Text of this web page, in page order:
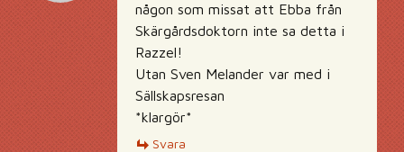
någon som missat att Ebba från
Skärgårdsdoktorn inte sa detta i
Razzel!
Utan Sven Melander var med i
Sällskapsresan
*klargör*
Svara